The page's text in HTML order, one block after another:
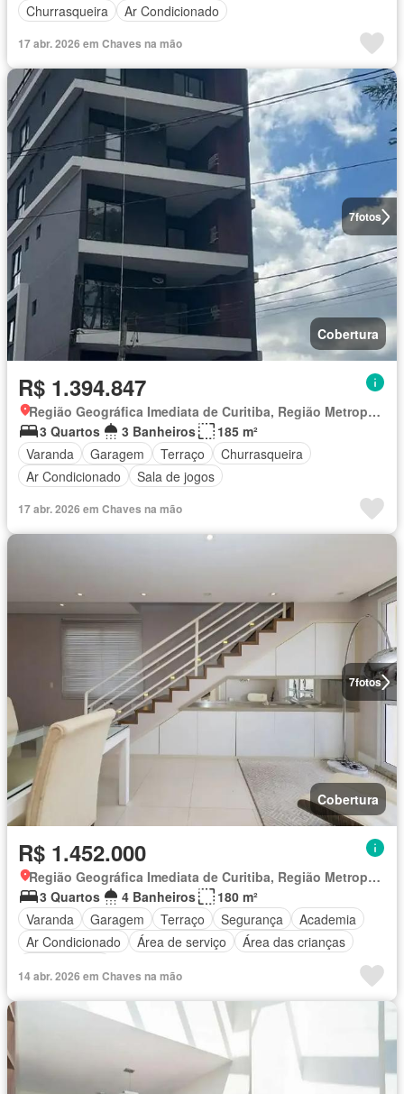
Churrasqueira
Ar Condicionado
17 abr. 2026 em Chaves na mão
7fotos
Cobertura
R$ 1.394.847
Região Geográfica Imediata de Curitiba, Região Metropolitana de Curitiba
3 Quartos
3 Banheiros
185 m²
Varanda
Garagem Terraço
Churrasqueira
Ar Condicionado
Sala de jogos
17 abr. 2026 em Chaves na mão
7fotos
Cobertura
R$ 1.452.000
Região Geográfica Imediata de Curitiba, Região Metropolitana de Curitiba
3 Quartos
4 Banheiros
180 m²
Varanda
Garagem Terraço Segurança
Academia
Ar Condicionado
Área de serviço
Área das crianças
14 abr. 2026 em Chaves na mão